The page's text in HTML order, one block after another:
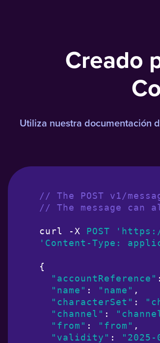
Creado
Utiliza nuestra documentación
// The POST v1/
// The message can
curl -X POST
'Content-Type:
{
"accountReference"
"name" : "name" ,
"characterSet" :
"channel" :
"from" : "from" ,
"validity" : "2025-